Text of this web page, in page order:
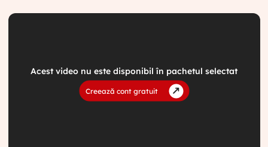
Biblioteca video
Contul meu
Acest video nu este disponibil în pachetul selectat
Creează cont gratuit